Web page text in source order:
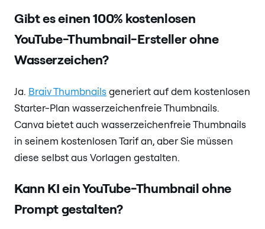
Gibt es einen 100% kostenlosen
YouTube-Thumbnail-Ersteller ohne
Wasserzeichen?
Ja. Braiv Thumbnailsgeneriert auf dem kostenlosen
Starter-Plan wasserzeichenfreie Thumbnails.
Canva bietet auch wasserzeichenfreie Thumbnails
in seinem kostenlosen Tarif an, aber Sie müssen
diese selbst aus Vorlagen gestalten.
Kann KI ein YouTube-Thumbnail ohne
Prompt gestalten?